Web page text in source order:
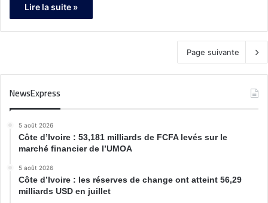
Lire la suite »
Page suivante
NewsExpress
5 août 2026
Côte d’Ivoire : 53,181 milliards de FCFA levés sur le
marché financier de l’UMOA
5 août 2026
Côte d’Ivoire : les réserves de change ont atteint 56,29
milliards USD en juillet